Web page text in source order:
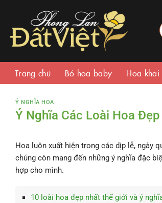
dung
Trang chủ Bó hoa baby Hoa khai
Ý NGHĨA HOA
Ý Nghĩa Các Loài Hoa
Hoa luôn xuất hiện trong các dịp lễ, ngày
chúng còn mang đến những ý nghĩa đặc
hợp cho mình.
10 loài hoa đẹp nhất thế giới và ý